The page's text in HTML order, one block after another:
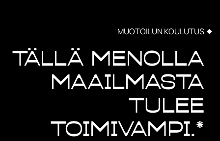
MUOTOILUN KOULUTUS
Tällä menolla
maailmasta
tulee
toimivampi.*